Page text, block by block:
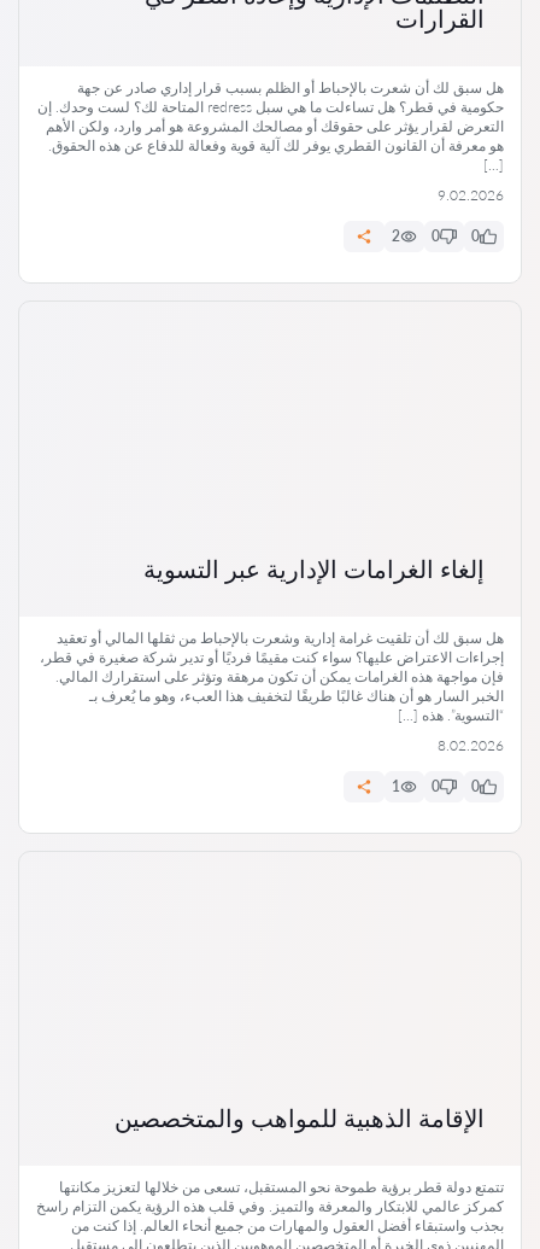
القرارات
هل سبق لك أن شعرت بالإحباط أو الظلم بسبب قرار إداري صادر عن جهة
حكومية في قطر؟ هل تساءلت ما هي سبل redress المتاحة لك؟ لست وحدك. إن
التعرض لقرار يؤثر على حقوقك أو مصالحك المشروعة هو أمر وارد، ولكن الأهم
هو معرفة أن القانون القطري يوفر لك آلية قوية وفعالة للدفاع عن هذه الحقوق.
[…]
9.02.2026
0
0
2
إلغاء الغرامات الإدارية عبر التسوية
هل سبق لك أن تلقيت غرامة إدارية وشعرت بالإحباط من ثقلها المالي أو تعقيد
إجراءات الاعتراض عليها؟ سواء كنت مقيمًا فرديًا أو تدير شركة صغيرة في قطر،
فإن مواجهة هذه الغرامات يمكن أن تكون مرهقة وتؤثر على استقرارك المالي.
الخبر السار هو أن هناك غالبًا طريقًا لتخفيف هذا العبء، وهو ما يُعرف بـ
“التسوية”. هذه […]
8.02.2026
0
0
1
الإقامة الذهبية للمواهب والمتخصصين
تتمتع دولة قطر برؤية طموحة نحو المستقبل، تسعى من خلالها لتعزيز مكانتها
كمركز عالمي للابتكار والمعرفة والتميز. وفي قلب هذه الرؤية يكمن التزام راسخ
بجذب واستبقاء أفضل العقول والمهارات من جميع أنحاء العالم. إذا كنت من
المهنيين ذوي الخبرة أو المتخصصين الموهوبين الذين يتطلعون إلى مستقبل